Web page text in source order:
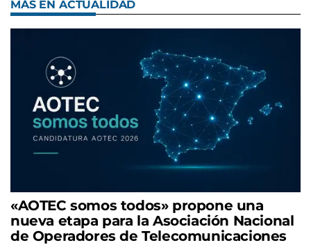
MÁS EN ACTUALIDAD
«AOTEC somos todos» propone una
nueva etapa para la Asociación Nacional
de Operadores de Telecomunicaciones